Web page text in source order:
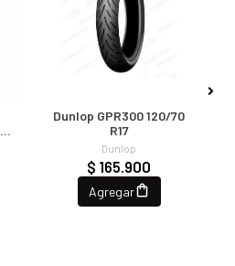
Dunlop GPR300 120/70
R17
Dunlop
$ 165.900
Agregar